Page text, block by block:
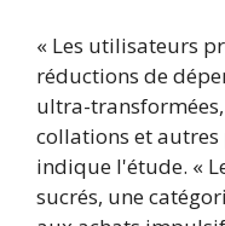
« Les utilisateurs
réductions de
ultra-
collations et autres
indique l'étude. «
sucrés, une